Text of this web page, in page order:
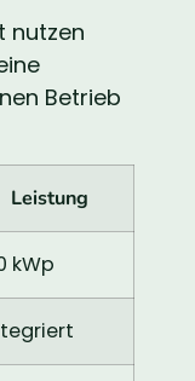
nutzen
Betrieb
Leistung
kWp